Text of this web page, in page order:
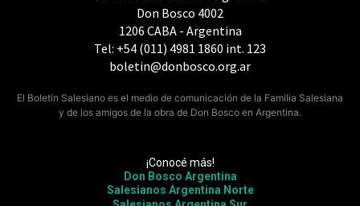
Don Bosco 4002
1206 CABA - Argentina
Tel: +54 (011) 4981 1860 int. 123
boletin@donbosco.org.ar
El Boletín Salesiano es el medio de comunicación de la Familia Salesiana
y de los amigos de la obra de Don Bosco en Argentina.
¡Conocé más!
Don Bosco Argentina
Salesianos Argentina Norte